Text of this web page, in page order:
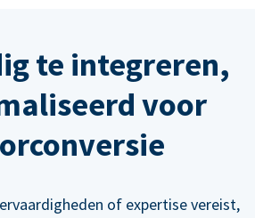
te integreren,
voor
of expertise vereist,